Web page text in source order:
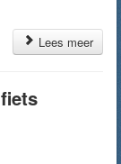
Lees meer